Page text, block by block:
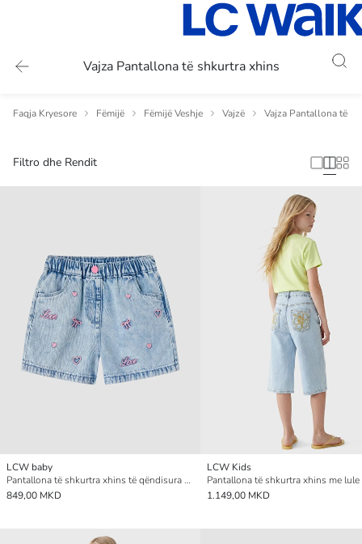
Vajza Pantallona të shkurtra xhins
Faqja Kryesore Fëmijë Fëmijë Veshje Vajzë Vajza Pantallona të
Filtro dhe Rendit
LCW baby
Pantallona të shkurtra xhins të qëndisura për vajza
849,00 MKD
LCW Kids
1.149,00 MKD